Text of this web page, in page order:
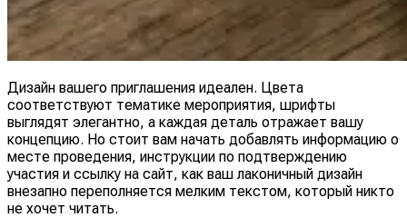
Дизайн вашего приглашения идеален. Цвета
соответствуют тематике мероприятия, шрифты
выглядят элегантно, а каждая деталь отражает вашу
концепцию. Но стоит вам начать добавлять информацию о
месте проведения, инструкции по подтверждению
участия и ссылку на сайт, как ваш лаконичный дизайн
внезапно переполняется мелким текстом, который никто
не хочет читать.